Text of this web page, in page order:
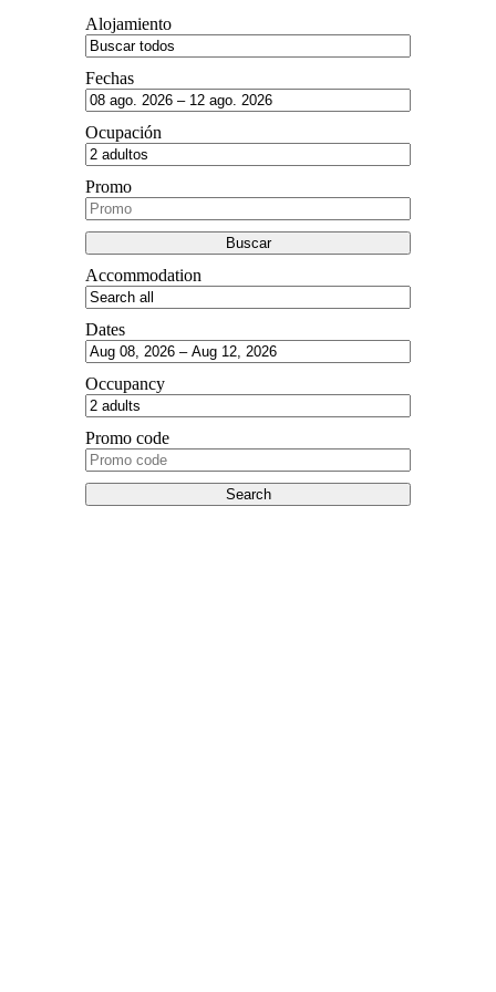
Alojamiento
Fechas
Ocupación
Promo
Accommodation
Dates
Occupancy
Promo code